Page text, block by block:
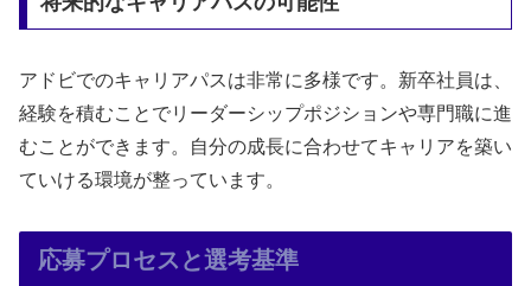
アドビでのキャリアパスは非常に多様です。新卒社員は、
経験を積むことでリーダーシップポジションや専門職に進
むことができます。自分の成長に合わせてキャリアを築い
ていける環境が整っています。
応募プロセスと選考基準